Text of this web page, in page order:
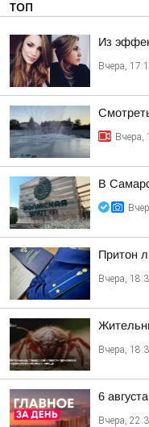
ТОП
Из
Вчера,
Вчера,
В
Притон
Вчера,
Вчера,
6
Вчера,